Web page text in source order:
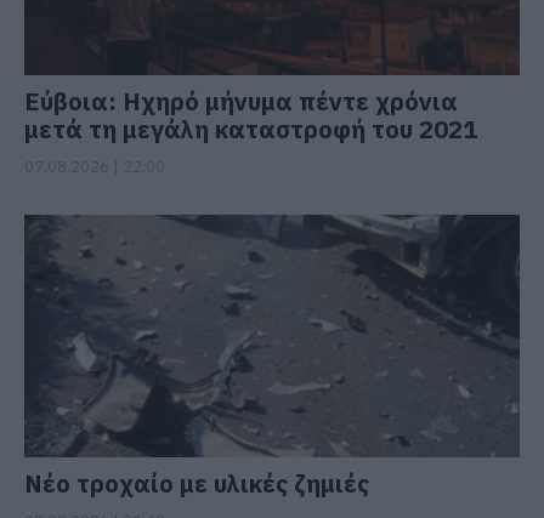
Εύβοια: Ηχηρό μήνυμα πέντε χρόνια
μετά τη μεγάλη καταστροφή του 2021
Νέο τροχαίο με υλικές ζημιές